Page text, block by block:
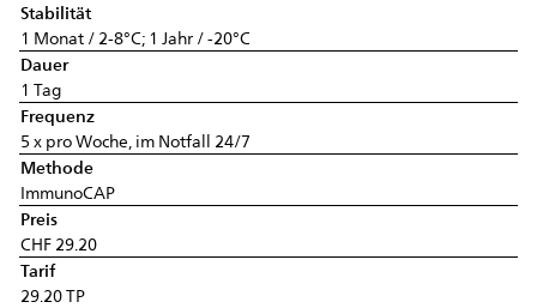
Stabilität
1 Monat / 2-8°C; 1 Jahr / -20°C
Dauer
1 Tag
Frequenz
5 x pro Woche, im Notfall 24/7
Methode
ImmunoCAP
Preis
CHF 29.20
Tarif
29.20 TP